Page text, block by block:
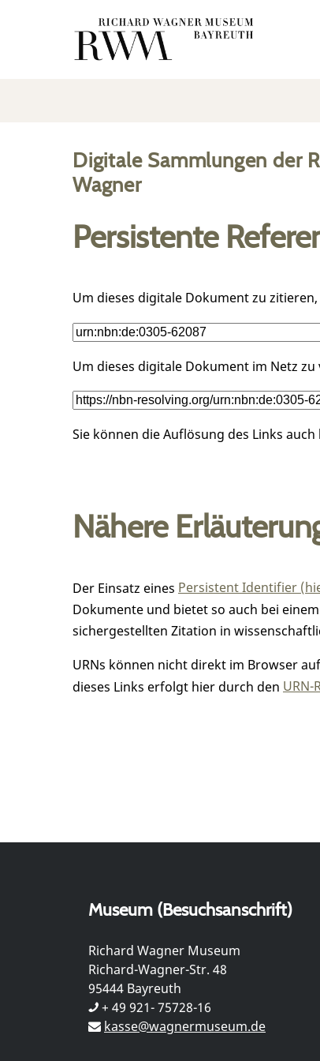
Digitale Sammlungen der
Wagner
Persistente
Um dieses digitale Dokument zu
Um dieses digitale Dokument im Netz
Sie können die Auflösung des Links
Nähere
Der Einsatz eines Persistent Identifier
Dokumente und bietet so auch bei
sichergestellten Zitation in
URNs können nicht direkt im Browser
dieses Links erfolgt hier durch den
Museum (Besuchsanschrift)
Richard Wagner Museum
Richard-Wagner-Str. 48
95444 Bayreuth
+ 49 921- 75728-16
kasse@wagnermuseum.de